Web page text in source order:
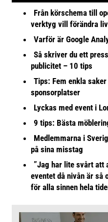
Från körschema till
verktyg vill förändra
Varför är Google
Så skriver du ett
publicitet – 10 tips
Tips: Fem enkla
sponsorplatser
Lyckas med event i
9 tips: Bästa
Medlemmarna i
på sina misstag
”Jag har lite svårt att
eventet då nivån är så
för alla sinnen hela